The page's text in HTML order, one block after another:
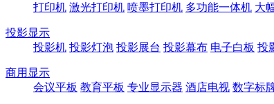
打印机 激光打印机 喷墨打印机 多功能一体机 大
投影显示
投影机 投影灯泡 投影展台 投影幕布 电子白板 投
商用显示
会议平板 教育平板 专业显示器 酒店电视 数字标